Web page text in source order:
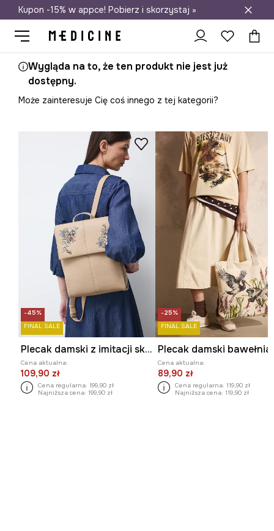
Darmowa dostawa do salonów
Kupon -15% w appce! Pobierz i skorzystaj »
Wygląda na to, że ten produkt nie jest już
dostępny.
Może zainteresuje Cię coś innego z tej kategorii?
-45%
FINAL SALE
Plecak damski z imitacji skóry z ozdobnym haftem
Cena aktualna:
109,90 zł
Cena regularna: 199,90 zł
Najniższa cena: 199,90 zł
-25%
FINAL SALE
Cena aktualna:
89,90 zł
Cena regularna: 119,90 zł
Najniższa cena: 119,90 zł